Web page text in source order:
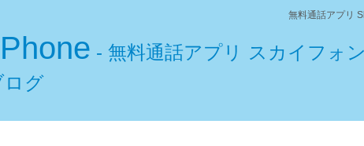
無料通話アプリ
- 無料通話アプリ スカイフォン
ログ